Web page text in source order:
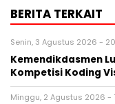
BERITA TERKAIT
Senin, 3 Agustus 2026 -
Kemendikdasmen
Kompetisi Koding
Minggu, 2 Agustus 2026 -